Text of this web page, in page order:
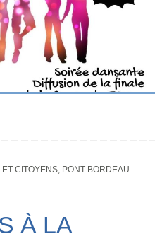
ET CITOYENS, PONT-BORDEAU
À LA